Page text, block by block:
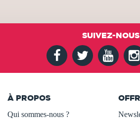
SUIVEZ-NOUS
À PROPOS
Qui sommes-nous ?